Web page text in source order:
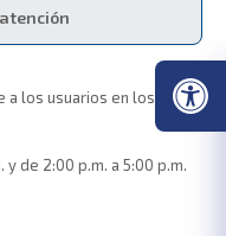
a los usuarios en los
y de 2:00 p.m. a 5:00 p.m.​